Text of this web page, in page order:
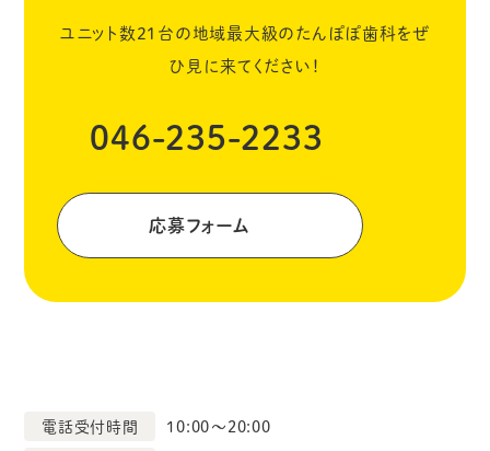
ユニット数21台の地域最大級のたんぽぽ歯科をぜ
ひ見に来てください！
046-235-2233
応募フォーム
電話受付時間
10:00～20:00